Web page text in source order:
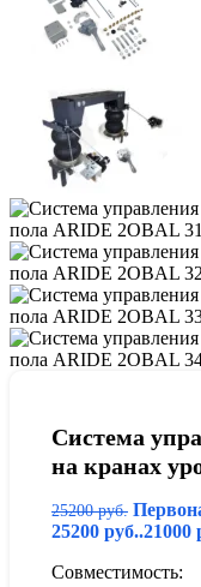
Система
на кранах
25200руб.
25200 руб..21000
Совместимость: